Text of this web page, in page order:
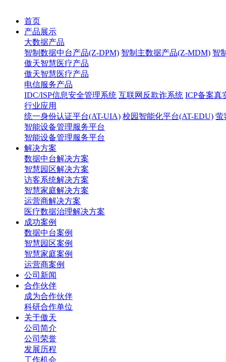
首页
产品展示
大数据产品
智制数据中台产品(Z-DPM) 智制主数据产品(Z-MDM) 智
傲天智慧医疗产品
傲天智慧医疗产品
电信服务产品
IDC/ISP信息安全管理系统 互联网反欺诈系统 ICP备案真
行业应用
统一身份认证平台(AT-UIA) 校园智能化平台(AT-EDU) 萤
智能设备管理服务平台
智能设备管理服务平台
解决方案
数据中台解决方案
智慧园区解决方案
访客系统解决方案
智慧家庭解决方案
运营商解决方案
医疗数据治理解决方案
成功案例
数据中台案例
智慧园区案例
智慧家庭案例
运营商案例
公司新闻
合作伙伴
成为合作伙伴
科研合作单位
关于傲天
公司简介
公司荣誉
发展历程
工作机会